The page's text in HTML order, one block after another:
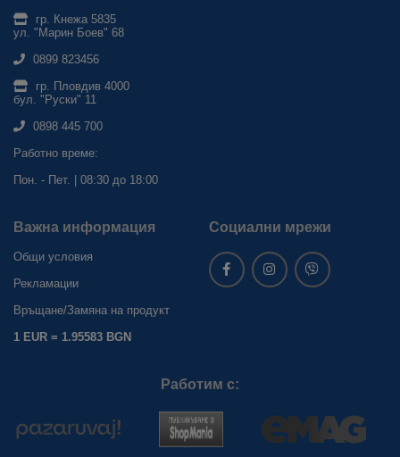
гр. Кнежа 5835
ул. "Марин Боев" 68
0899 823456
гр. Пловдив 4000
бул. "Руски" 11
0898 445 700
Работно време:
Пон. - Пет. | 08:30 до 18:00
Важна информация
Общи условия
Рекламации
Връщане/Замяна на продукт
1 EUR = 1.95583 BGN
Социални мрежи
Работим с: